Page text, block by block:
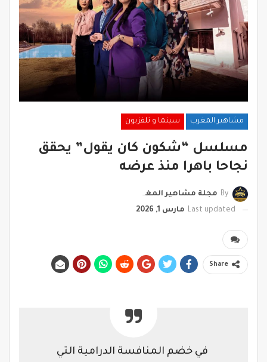
مشاهير المغرب سينما و تلفزيون
مسلسل “شكون كان يقول” يحقق
نجاحا باهرا منذ عرضه
By مجلة مشاهير المغرب
Last updated مارس 1, 2026
Share
⁨ في خضم المنافسة الدرامية التي